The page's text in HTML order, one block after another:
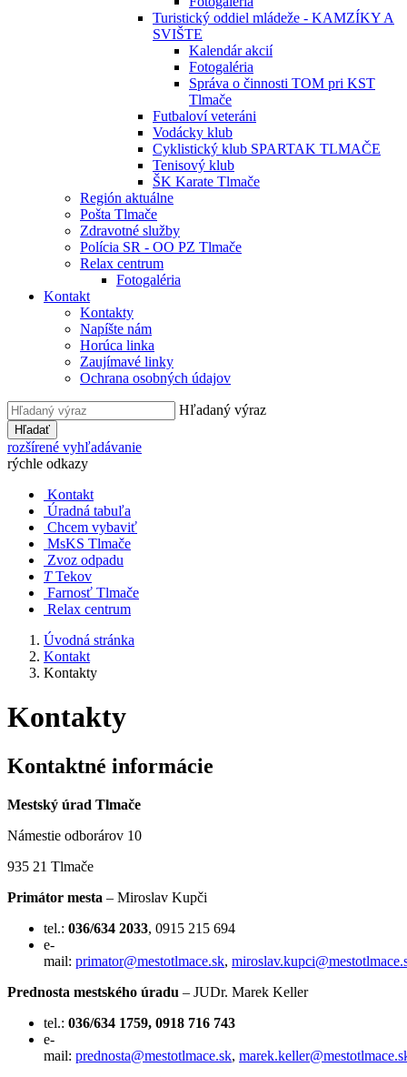
Turistický oddiel mládeže - KAMZÍKY A
SVIŠTE
Kalendár akcií
Fotogaléria
Správa o činnosti TOM pri KST
Tlmače
Futbaloví veteráni
Vodácky klub
Cyklistický klub SPARTAK TLMAČE
Tenisový klub
ŠK Karate Tlmače
Región aktuálne
Pošta Tlmače
Zdravotné služby
Polícia SR - OO PZ Tlmače
Relax centrum
Fotogaléria
Kontakt
Kontakty
Napíšte nám
Horúca linka
Zaujímavé linky
Ochrana osobných údajov
Hľadaný výraz
Hľadať
rozšírené vyhľadávanie
rýchle odkazy
Kontakt
Úradná tabuľa
Chcem vybaviť
MsKS Tlmače
Zvoz odpadu
T Tekov
Farnosť Tlmače
Relax centrum
Úvodná stránka
Kontakt
Kontakty
Kontakty
Kontaktné informácie
Mestský úrad Tlmače
Námestie odborárov 10
935 21 Tlmače
Primátor mesta – Miroslav Kupči
tel.: 036/634 2033, 0915 215 694
e-
mail: primator@mestotlmace.sk,
Prednosta mestského úradu – JUDr. Marek Keller
tel.: 036/634 1759, 0918 716 743
e-
mail: prednosta@mestotlmace.sk,